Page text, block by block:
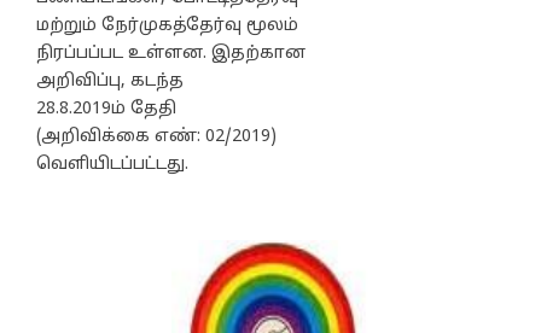
மற்றும் நேர்முகத்தேர்வு மூலம்
நிரப்பப்பட உள்ளன. இதற்கான
அறிவிப்பு, கடந்த
28.8.2019ம் தேதி
(அறிவிக்கை எண்: 02/2019)
வெளியிடப்பட்டது.